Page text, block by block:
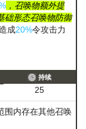
，召唤物额外提
础形态召唤物防御
成20%令攻击力
持续
25
围内存在其他召唤